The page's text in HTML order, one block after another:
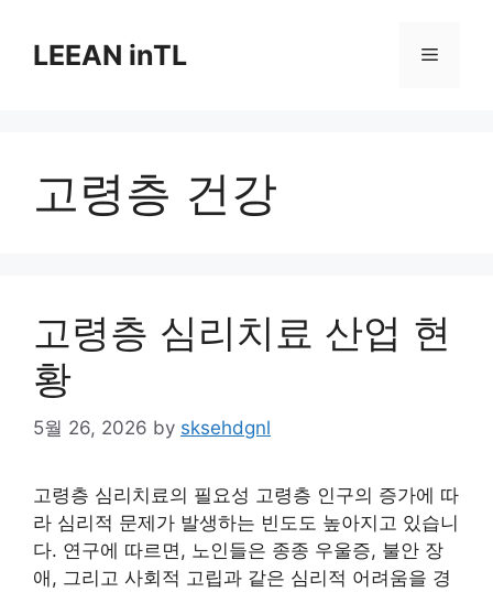
contentLEEAN inTL Menu
고령층 건강
고령층 심리치료 산업 현
황
5월 26, 2026 by sksehdgnl
고령층 심리치료의 필요성 고령층 인구의 증가에 따
라 심리적 문제가 발생하는 빈도도 높아지고 있습니
다. 연구에 따르면, 노인들은 종종 우울증, 불안 장
애, 그리고 사회적 고립과 같은 심리적 어려움을 경